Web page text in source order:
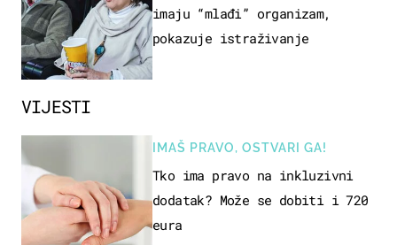
VIJESTI
IMAŠ PRAVO, OSTVARI GA!
Tko ima pravo na inkluzivni
dodatak? Može se dobiti i 720
eura
imaju “mlađi” organizam,
pokazuje istraživanje